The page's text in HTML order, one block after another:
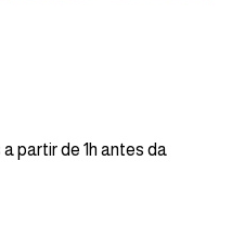
partir de 1h antes da